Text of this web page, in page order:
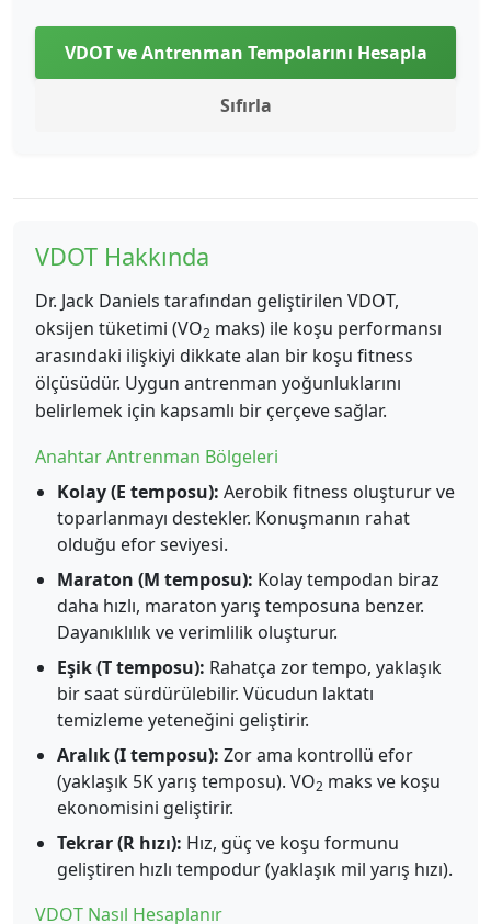
VDOT ve Antrenman Tempolarını Hesapla
Sıfırla
VDOT Hakkında
Dr. Jack Daniels tarafından geliştirilen VDOT,
oksijen tüketimi (VO2 maks) ile koşu performansı
arasındaki ilişkiyi dikkate alan bir koşu fitness
ölçüsüdür. Uygun antrenman yoğunluklarını
belirlemek için kapsamlı bir çerçeve sağlar.
Anahtar Antrenman Bölgeleri
Kolay (E temposu): Aerobik fitness oluşturur ve
toparlanmayı destekler. Konuşmanın rahat
olduğu efor seviyesi.
Maraton (M temposu): Kolay tempodan biraz
daha hızlı, maraton yarış temposuna benzer.
Dayanıklılık ve verimlilik oluşturur.
Eşik (T temposu): Rahatça zor tempo, yaklaşık
bir saat sürdürülebilir. Vücudun laktatı
temizleme yeteneğini geliştirir.
Aralık (I temposu): Zor ama kontrollü efor
(yaklaşık 5K yarış temposu). VO2 maks ve koşu
ekonomisini geliştirir.
Tekrar (R hızı): Hız, güç ve koşu formunu
geliştiren hızlı tempodur (yaklaşık mil yarış hızı).
VDOT Nasıl Hesaplanır